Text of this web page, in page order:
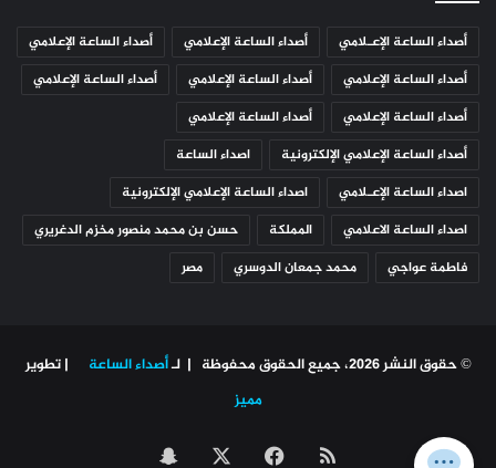
أصداء الساعة الإعـلامي أصداء الساعة الإعلامي
أصداء الساعة الإعلامي
أصداء الساعة الإعلامي
أصداء الساعة الإعلامي
أصداء الساعة الإعلامي
أصداء الساعة الإعلامي
أصداء الساعة الإعلامي
أصداء الساعة الإعلامي الإلكترونية
اصداء الساعة
اصداء الساعة الإعـلامي
اصداء الساعة الإعلامي الإلكترونية
اصداء الساعة الاعلامي
المملكة
حسن بن محمد منصور مخزم الدغريري
فاطمة عواجي
محمد جمعان الدوسري مصر
© حقوق النشر 2026، جميع الحقوق محفوظة | لـ أصداء الساعة
| تطوير
مميز
ملخص فيسبوك